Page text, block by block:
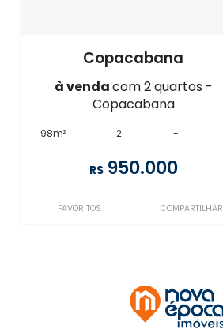
Copacabana
à vendacom 2 quartos -
Copacabana
98m² 2 -
R$ 950.000
FAVORITOS COMPARTILHAR